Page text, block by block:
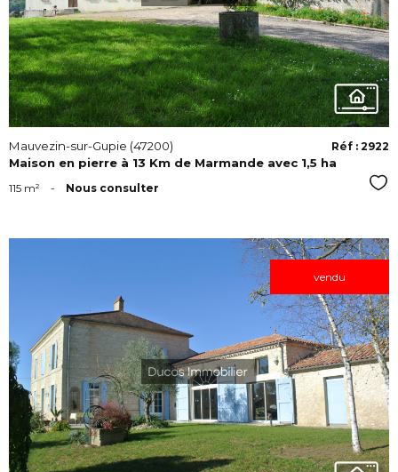
Mauvezin-sur-Gupie (47200)
Maison en pierre à 13 Km de Marmande avec 1,5 ha
Réf : 2922
115 m² - Nous consulter
vendu
VOIR